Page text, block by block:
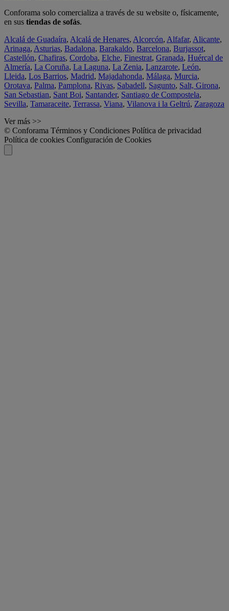
Conforama solo comercializa a través de su website o, físicamente,
en sus tiendas de sofás.
Alcalá de Guadaíra, Alcalá de Henares, Alcorcón, Alfafar, Alicante,
Arinaga, Asturias, Badalona, Barakaldo, Barcelona, Burjassot,
Castellón, Chafiras, Cordoba, Elche, Finestrat, Granada, Huércal de
Almería, La Coruña, La Laguna, La Zenia, Lanzarote, León,
Lleida, Los Barrios, Madrid, Majadahonda, Málaga, Murcia,
Orotava, Palma, Pamplona, Rivas, Sabadell, Sagunto, Salt, Girona,
San Sebastian, Sant Boi, Santander, Santiago de Compostela,
Sevilla, Tamaraceite, Terrassa, Viana, Vilanova i la Geltrú, Zaragoza
Ver más >>
© Conforama Términos y Condiciones Política de privacidad
Política de cookies Configuración de Cookies